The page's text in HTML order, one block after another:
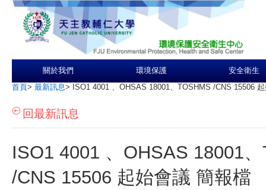
關於我們 環境保護 安全衛生
首頁> 最新訊息> ISO1 4001 、OHSAS 18001、TOSHMS /CNS 15506
回最新訊息
ISO1 4001 、OHSAS 18001
/CNS 15506 起始會議 簡報檔